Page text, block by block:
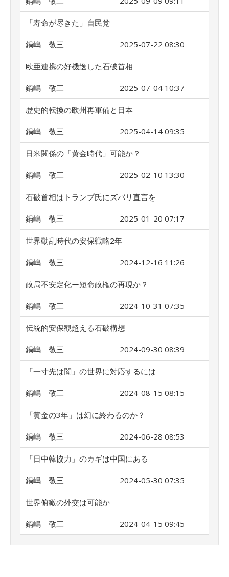
「寿命が尽きた」自民党
鍋嶋 敬三 2025-07-22 08:30
欧亜連携の好機逸した石破首相
鍋嶋 敬三 2025-07-04 10:37
歴史的転換の欧州再軍備と日本
鍋嶋 敬三 2025-04-14 09:35
日米関係の「黄金時代」可能か？
鍋嶋 敬三 2025-02-10 13:30
石破首相はトランプ氏にズバリ直言を
鍋嶋 敬三 2025-01-20 07:17
世界動乱時代の安保戦略2年
鍋嶋 敬三 2024-12-16 11:26
政局不安定化ー短命政権の再現か？
鍋嶋 敬三 2024-10-31 07:35
伝統的安保観超える石破構想
鍋嶋 敬三 2024-09-30 08:39
「一寸先は闇」の世界に対応するには
鍋嶋 敬三 2024-08-15 08:15
「黄金の3年」は幻に終わるのか？
鍋嶋 敬三 2024-06-28 08:53
「日中韓協力」のカギは中国にある
鍋嶋 敬三 2024-05-30 07:35
世界俯瞰の外交は可能か
鍋嶋 敬三 2024-04-15 09:45